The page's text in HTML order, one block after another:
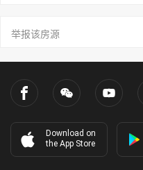
举报该房源
Download on
the App Store